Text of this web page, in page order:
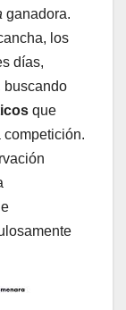
ganadora.
los
días,
buscando
que